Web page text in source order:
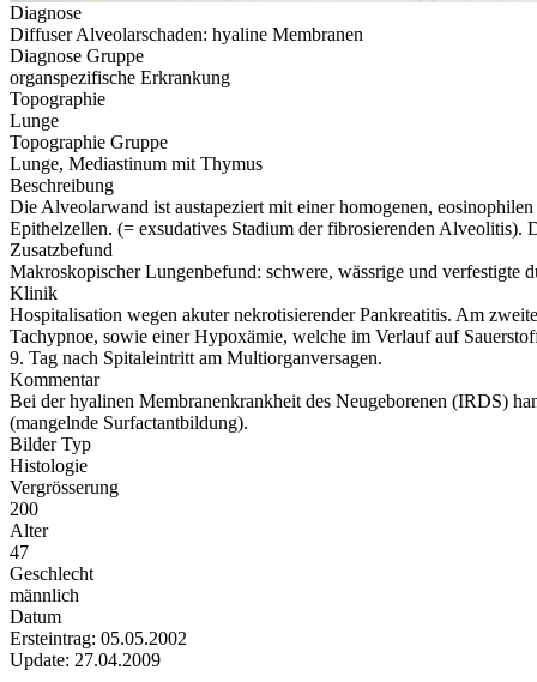
Diagnose
Diffuser Alveolarschaden: hyaline Membranen
Diagnose Gruppe
organspezifische Erkrankung
Topographie
Lunge
Topographie Gruppe
Lunge, Mediastinum mit Thymus
Beschreibung
Die Alveolarwand ist austapeziert mit einer homogenen, eosinophilen
Epithelzellen. (= exsudatives Stadium der fibrosierenden
Zusatzbefund
Makroskopischer Lungenbefund: schwere, wässrige und verfestigte
Klinik
Hospitalisation wegen akuter nekrotisierender Pankreatitis. Am
Tachypnoe, sowie einer Hypoxämie, welche im Verlauf auf
9. Tag nach Spitaleintritt am Multiorganversagen.
Kommentar
Bei der hyalinen Membranenkrankheit des Neugeborenen (IRDS)
(mangelnde Surfactantbildung).
Bilder Typ
Histologie
Vergrösserung
200
Alter
47
Geschlecht
männlich
Datum
Ersteintrag: 05.05.2002
Update: 27.04.2009